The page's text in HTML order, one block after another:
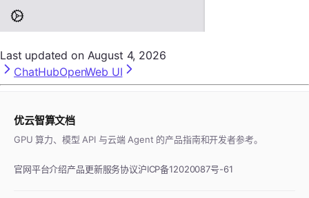
Last updated on August 4, 2026
ChatHubOpenWeb UI
优云智算文档
GPU 算力、模型 API 与云端 Agent 的产品指南和开发者参考。
官网平台介绍产品更新服务协议沪ICP备12020087号-61